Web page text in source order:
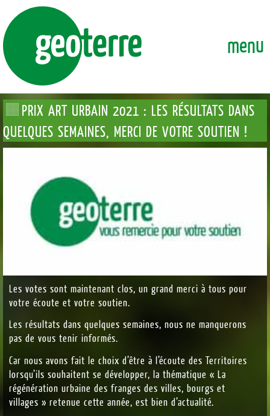
ENSEMBLE, FAÇONNONS DURABLEMENT LA VILLE DE
menu
PRIX ART URBAIN 2021 : LES RÉSULTATS DANS
QUELQUES SEMAINES, MERCI DE VOTRE SOUTIEN !
Les votes sont maintenant clos, un grand merci à tous pour
votre écoute et votre soutien.
Les résultats dans quelques semaines, nous ne manquerons
pas de vous tenir informés.
Car nous avons fait le choix d’être à l’écoute des Territoires
lorsqu’ils souhaitent se développer, la thématique « La
régénération urbaine des franges des villes, bourgs et
villages » retenue cette année, est bien d’actualité.